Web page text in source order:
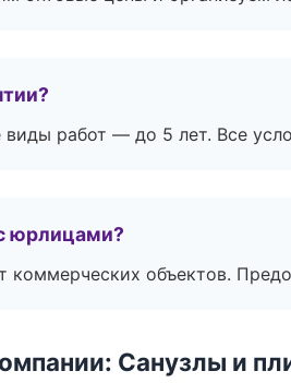
работ — до 5 лет. Все
юрлицами?
коммерческих объектов.
Санузлы и